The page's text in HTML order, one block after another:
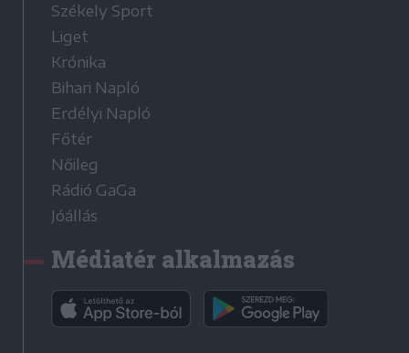
Székely Sport
Liget
Krónika
Bihari Napló
Erdélyi Napló
Főtér
Nőileg
Rádió GaGa
Jóállás
Médiatér alkalmazás